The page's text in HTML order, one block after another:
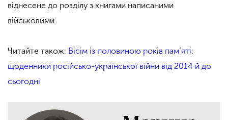
віднесене до розділу з книгами написаними
військовими.
Читайте також: Вісім із половиною років пам’яті:
щоденники російсько-української війни від 2014 й до
сьогодні